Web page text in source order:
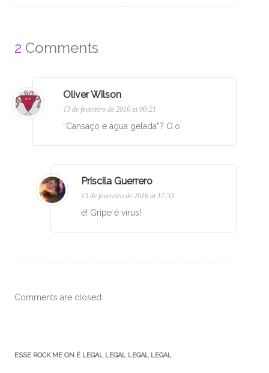
2 Comments
Oliver Wilson
13 de fevereiro de 2016 at 00:21
“Cansaço e água gelada”? O.o
Priscila Guerrero
13 de fevereiro de 2016 at 17:53
é! Gripe é vírus!
Comments are closed.
ESSE ROCK ME ON É LEGAL LEGAL LEGAL LEGAL